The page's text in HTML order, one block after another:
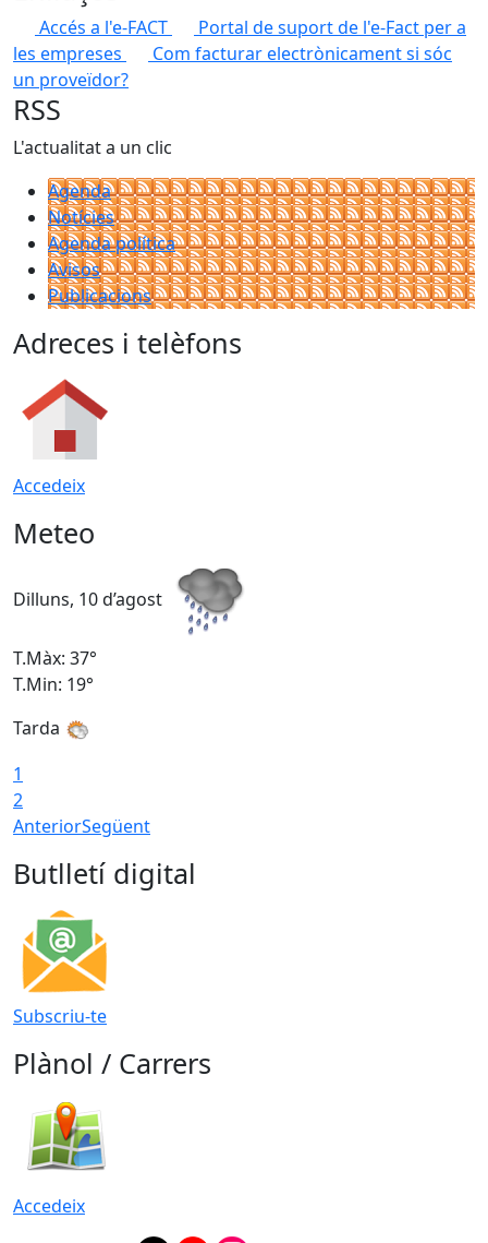
Accés a l'e-FACT
Portal de suport de l'e-Fact per a
les empreses
Com facturar electrònicament si sóc
un proveïdor?
RSS
L'actualitat a un clic
Agenda
Notícies
Agenda política
Avisos
Publicacions
Adreces i telèfons
Accedeix
Meteo
Dilluns, 10 d’agost
T.Màx: 37°
T.Min: 19°
Tarda
1
2
AnteriorSegüent
Butlletí digital
Subscriu-te
Plànol / Carrers
Accedeix